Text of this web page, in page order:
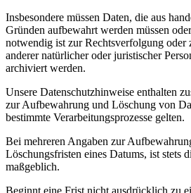
Insbesondere müssen Daten, die aus
Gründen aufbewahrt werden müssen
notwendig ist zur Rechtsverfolgung oder
anderer natürlicher oder juristischer
archiviert werden.
Unsere Datenschutzhinweise enthalten
zur Aufbewahrung und Löschung von
bestimmte Verarbeitungsprozesse gelten.
Bei mehreren Angaben zur
Löschungsfristen eines Datums, ist stets
maßgeblich.
Beginnt eine Frist nicht ausdrücklich zu